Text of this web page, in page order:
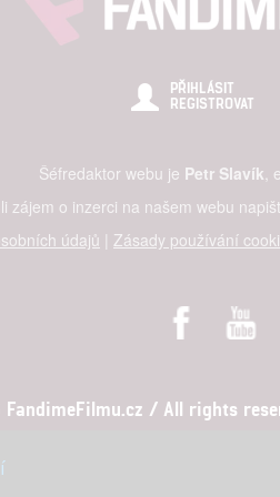
PŘIHLÁSIT
REGISTROVAT
Šéfredaktor webu je Petr Slavík
zájem o inzerci na našem webu
údajů | Zásady používání
/ All rights
studio s.r.o., IČO: 03604071,